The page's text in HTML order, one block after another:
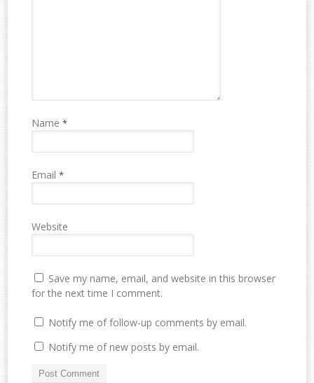
Name*
Email*
Website
Save my name, email, and website in this browser
for the next time I comment.
Notify me of follow-up comments by email.
Notify me of new posts by email.